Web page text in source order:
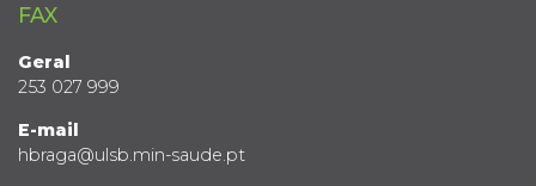
FAX
Geral
253 027 999
E-mail
hbraga@ulsb.min-saude.pt